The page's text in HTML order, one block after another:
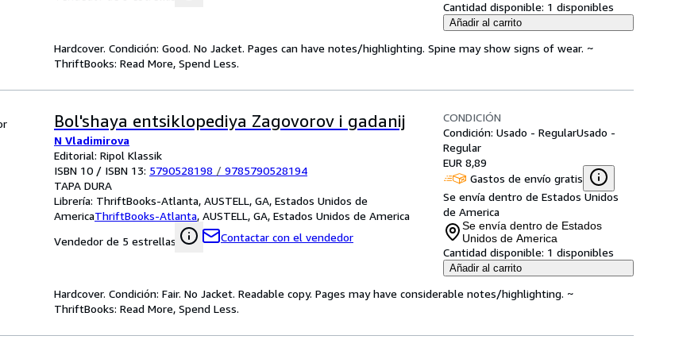
Cantidad disponible: 1 disponibles
Añadir al carrito
Hardcover. Condición: Good. No Jacket. Pages can have notes/highlighting. Spine may show signs of wear. ~
ThriftBooks: Read More, Spend Less.
Bol'shaya entsiklopediya Zagovorov i gadanij
N Vladimirova
Editorial: Ripol Klassik
ISBN 10 / ISBN 13: 5790528198 / 9785790528194
TAPA DURA
Librería: ThriftBooks-Atlanta, AUSTELL, GA, Estados Unidos de
AmericaThriftBooks-Atlanta, AUSTELL, GA, Estados Unidos de America
Vendedor de 5 estrellas
Contactar con el vendedor
CONDICIÓN
Condición: Usado - RegularUsado -
Regular
EUR 8,89
Gastos de envío gratis
Se envía dentro de Estados Unidos
de America
Se envía dentro de Estados
Unidos de America
Cantidad disponible: 1 disponibles
Añadir al carrito
Hardcover. Condición: Fair. No Jacket. Readable copy. Pages may have considerable notes/highlighting. ~
ThriftBooks: Read More, Spend Less.